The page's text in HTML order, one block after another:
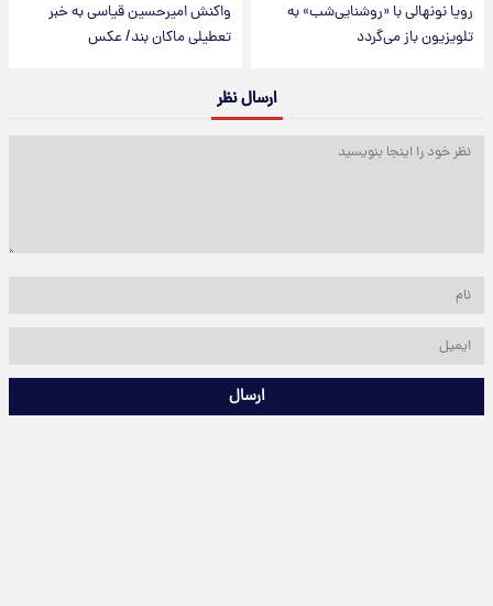
رویا نونهالی با «روشنایی‌شب» به
تلویزیون باز می‌گردد
واکنش امیرحسین قیاسی به خبر
تعطیلی ماکان بند/ عکس
ارسال نظر
ارسال